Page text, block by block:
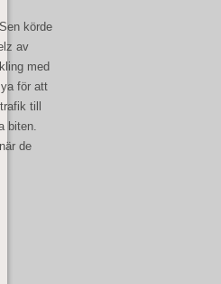
körde
av
med
för att
till
biten.
de